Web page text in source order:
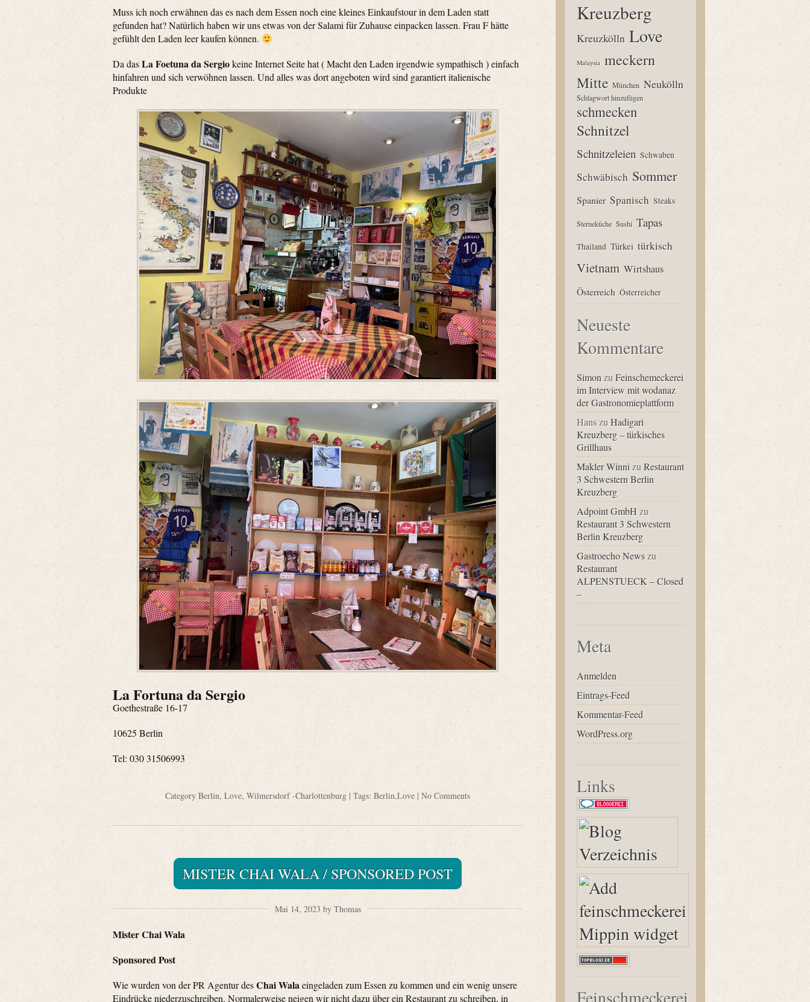
Muss ich noch erwähnen das es nach dem Essen noch eine kleines Einkaufstour in dem Laden statt
gefunden hat? Natürlich haben wir uns etwas von der Salami für Zuhause einpacken lassen. Frau F hätte
gefühlt den Laden leer kaufen können.
Da dasLa Foetuna da Sergiokeine Internet Seite hat ( Macht den Laden irgendwie sympathisch ) einfach
hinfahren und sich verwöhnen lassen. Und alles was dort angeboten wird sind garantiert italienische
Produkte
La Fortuna da Sergio
Goethestraße 16-17
10625 Berlin
Tel: 030 31506993
Category Berlin, Love, Wilmersdorf -Charlottenburg | Tags: Berlin,Love | No Comments
MISTER CHAI WALA / SPONSORED POST
Mai 14, 2023 by Thomas
Mister Chai Wala
Sponsored Post
Wie wurden von der PR Agentur desChai Walaeingeladen zum Essen zu kommen und ein wenig unsere
Eindrücke niederzuschreiben. Normalerweise neigen wir nicht dazu über ein Restaurant zu schreiben, in
Kreuzberg
Kreuzkölln Love
Malaysia meckern
Mitte München Neukölln
Schlagwort hinzufügen
schmecken
Schnitzel
Schnitzeleien Schwaben
Schwäbisch Sommer
Spanier Spanisch Steaks
Sterneküche Sushi Tapas
Thailand Türkei türkisch
Vietnam Wirtshaus
Österreich Österreicher
Neueste
Kommentare
Simon zuFeinschemeckerei
im Interview mit wodanaz
der Gastronomieplattform
Hans zuHadigari
Kreuzberg – türkisches
Grillhaus
Makler Winni zuRestaurant
3 Schwestern Berlin
Kreuzberg
Adpoint GmbH zu
Restaurant 3 Schwestern
Berlin Kreuzberg
Gastroecho News zu
Restaurant
ALPENSTUECK – Closed
–
Meta
Anmelden
Eintrags-Feed
Kommentar-Feed
WordPress.org
Links
Feinschmeckerei